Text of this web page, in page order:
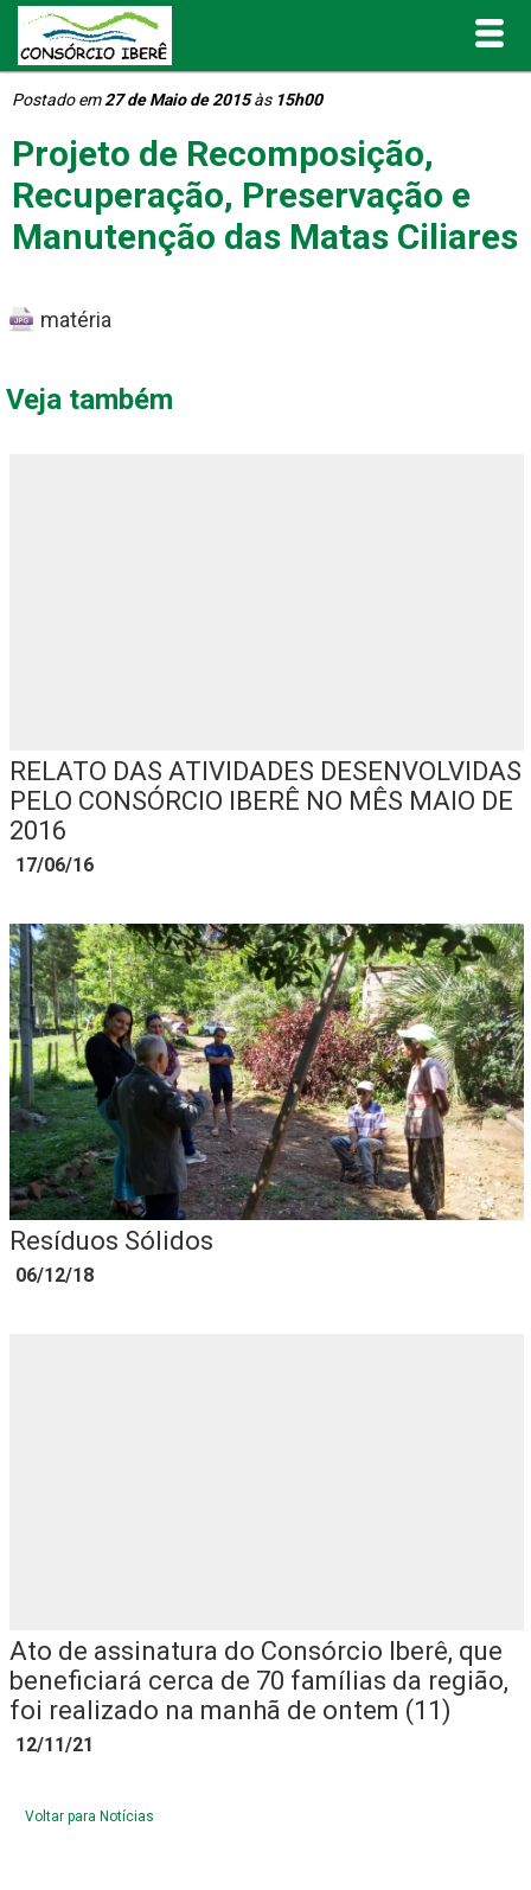
Inicial
O Consórcio Iberê
Projetos
Portal de Transparência
Postado em27 de Maio de 2015às 15h00
Projeto de Recomposição,
Recuperação, Preservação e
Manutenção das Matas Ciliares
matéria
Veja também
RELATO DAS ATIVIDADES DESENVOLVIDAS
PELO CONSÓRCIO IBERÊ NO MÊS MAIO DE
2016
17/06/16
Resíduos Sólidos
06/12/18
Ato de assinatura do Consórcio Iberê, que
beneficiará cerca de 70 famílias da região,
foi realizado na manhã de ontem (11)
12/11/21
Voltar para Notícias